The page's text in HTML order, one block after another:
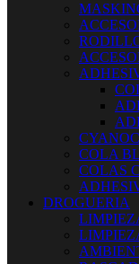
COLA
COLAS
DROGUERIA